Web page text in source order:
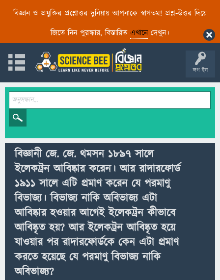
বিজ্ঞান ও প্রযুক্তির প্রশ্নোত্তর দুনিয়ায় আপনাকে স্বাগতম! প্রশ্ন-উত্তর দিয়ে
জিতে নিন পুরস্কার, বিস্তারিত এখানেদেখুন।
লগ ইন
বিজ্ঞানী জে. জে. থমসন ১৮৯৭ সালে
ইলেকট্রন আবিষ্কার করেন। আর রাদারফোর্ড
১৯১১ সালে এটি প্রমাণ করেন যে পরমাণু
বিভাজ্য। বিভাজ্য নাকি অবিভাজ্য এটা
আবিষ্কার হওয়ার আগেই ইলেকট্রন কীভাবে
আবিষ্কৃত হয়? আর ইলেকট্রন আবিষ্কৃত হয়ে
যাওয়ার পর রাদারফোর্ডকে কেন এটা প্রমাণ
করতে হয়েছে যে পরমাণু বিভাজ্য নাকি
অবিভাজ্য?